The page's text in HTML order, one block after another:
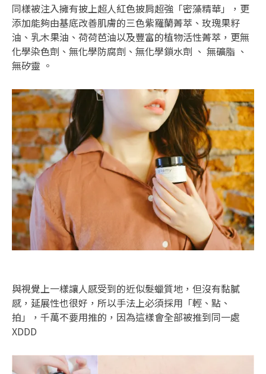
同樣被注入擁有披上超人紅色披肩超強「密藻精華」，更
添加能夠由基底改善肌膚的三色紫羅蘭菁萃、玫瑰果籽
油、乳木果油、荷荷芭油以及豐富的植物活性菁萃，更無
化學染色劑、無化學防腐劑、無化學鎖水劑 、 無礦脂 、
無矽靈 。
與視覺上一樣讓人感受到的近似髮蠟質地，但沒有黏膩
感，延展性也很好，所以手法上必須採用「輕、點、
拍」，千萬不要用推的，因為這樣會全部被推到同一處
XDDD